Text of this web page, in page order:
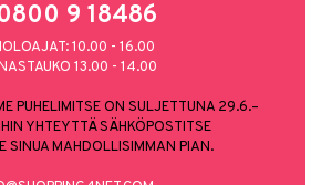
9 18486
10.00 - 16.00
13.00 - 14.00
PUHELIMITSE ON SULJETTUNA 29.6.–
YHTEYTTÄ SÄHKÖPOSTITSE
SINUA MAHDOLLISIMMAN PIAN.